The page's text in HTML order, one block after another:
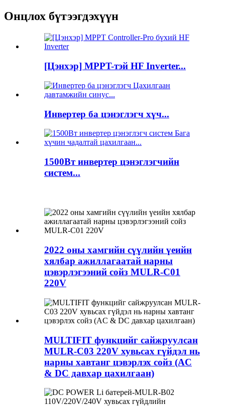
Онцлох бүтээгдэхүүн
[Цэнхэр] MPPT-тэй HF Inverter...
Инвертер ба цэнэглэгч хүч...
1500Вт инвертер цэнэглэгчийн
систем...
2022 оны хамгийн сүүлийн үеийн
хялбар ажиллагаатай нарны
цэвэрлэгээний сойз MULR-C01
220V
MULTIFIT функцийг сайжруулсан
MULR-C03 220V хувьсах гүйдэл нь
нарны хавтанг цэвэрлэх сойз (AC
& DC давхар цахилгаан)